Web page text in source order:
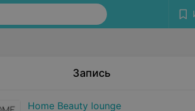
Запись
Home Beauty lounge